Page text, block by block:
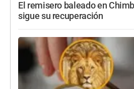
El remisero baleado en
sigue su recuperación